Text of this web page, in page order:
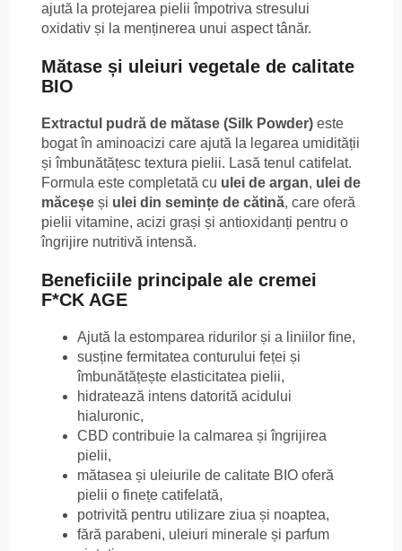
ajută la protejarea pielii împotriva stresului
oxidativ și la menținerea unui aspect tânăr.
Mătase și uleiuri vegetale de calitate
BIO
Extractul pudră de mătase (Silk Powder) este
bogat în aminoacizi care ajută la legarea umidității
și îmbunătățesc textura pielii. Lasă tenul catifelat.
Formula este completată cu ulei de argan, ulei de
măceșe și ulei din semințe de cătină, care oferă
pielii vitamine, acizi grași și antioxidanți pentru o
îngrijire nutritivă intensă.
Beneficiile principale ale cremei
F*CK AGE
Ajută la estomparea ridurilor și a liniilor fine,
susține fermitatea conturului feței și
îmbunătățește elasticitatea pielii,
hidratează intens datorită acidului
hialuronic,
CBD contribuie la calmarea și îngrijirea
pielii,
mătasea și uleiurile de calitate BIO oferă
pielii o finețe catifelată,
potrivită pentru utilizare ziua și noaptea,
fără parabeni, uleiuri minerale și parfum